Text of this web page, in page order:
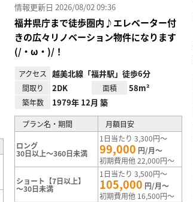
情報更新日 2026/08/02 09:36
福井県庁まで徒歩圏内♪エレベーター付
きの広々リノベーション物件になります
(/・ω・)/！
アクセス 越美北線「福井駅」徒歩6分
間取り 2DK 面積 58m²
築年数 1979年 12月 築
プラン名・期間 月額目安
ロング
30日以上～360日未満
1日当たり 3,300円～
99,000 円/月～
初期費用他 22,000円～
ショート【7日以上】
～30日未満
1日当たり 3,500円～
105,000 円/月～
初期費用他 16,500円～